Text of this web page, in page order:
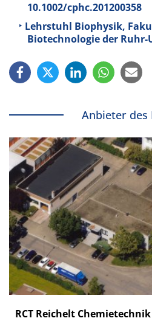
10.1002/cphc.201200358
Lehrstuhl Biophysik,
Biotechnologie der
Anbieter des
RCT Reichelt Chemietechnik